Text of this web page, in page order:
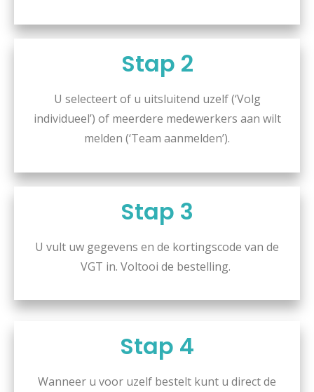
Stap 2
U selecteert of u uitsluitend uzelf (‘Volg
individueel’) of meerdere medewerkers aan wilt
melden (‘Team aanmelden’).
Stap 3
U vult uw gegevens en de kortingscode van de
VGT in. Voltooi de bestelling.
Stap 4
Wanneer u voor uzelf bestelt kunt u direct de